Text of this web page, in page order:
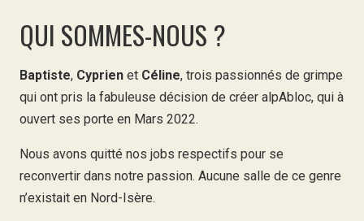
QUI SOMMES-NOUS ?
Baptiste, Cyprien et Céline, trois passionnés de grimpe
qui ont pris la fabuleuse décision de créer alpAbloc, qui à
ouvert ses porte en Mars 2022.
Nous avons quitté nos jobs respectifs pour se
reconvertir dans notre passion. Aucune salle de ce genre
n’existait en Nord-Isère.